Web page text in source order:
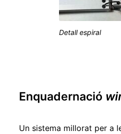
Detall espiral
Enquadernació
Un sistema millorat per a